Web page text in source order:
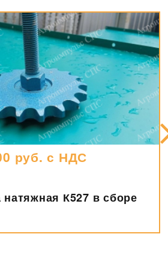
руб. с НДС
натяжная К527 в сборе